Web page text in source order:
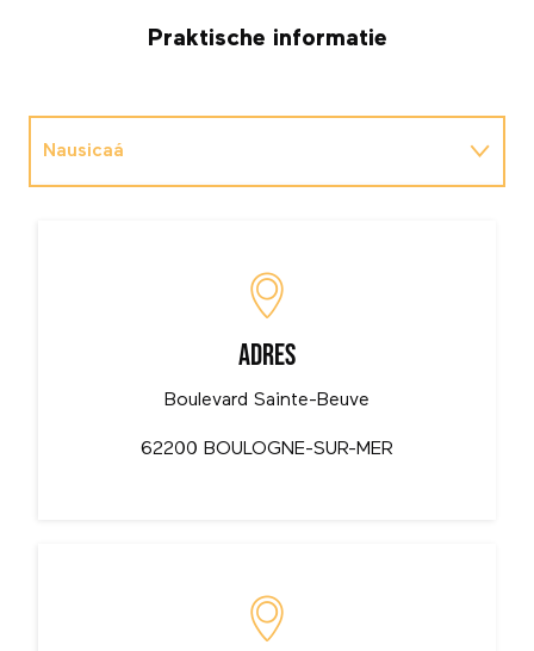
Praktische informatie
Nausicaá
Adres
Boulevard Sainte-Beuve
62200 BOULOGNE-SUR-MER